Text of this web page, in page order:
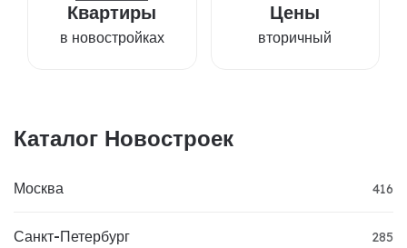
Квартиры
в новостройках
Цены
вторичный
Каталог Новостроек
Москва 416
Санкт-Петербург 285